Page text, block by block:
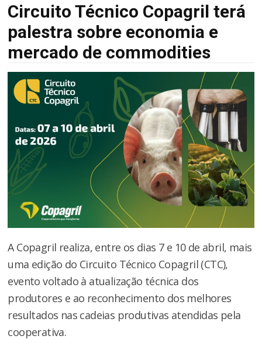
Circuito Técnico Copagril terá
palestra sobre economia e
mercado de commodities
A Copagril realiza, entre os dias 7 e 10 de abril, mais
uma edição do Circuito Técnico Copagril (CTC),
evento voltado à atualização técnica dos
produtores e ao reconhecimento dos melhores
resultados nas cadeias produtivas atendidas pela
cooperativa.